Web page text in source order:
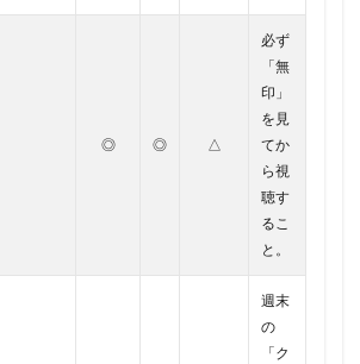
◎ ◎ △
必ず
「無
印」
を見
てか
ら視
聴す
るこ
と。
週末
の
「ク